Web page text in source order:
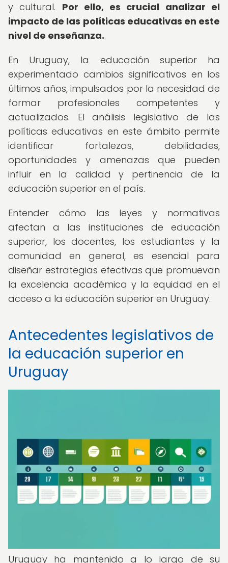
y cultural. Por ello, es crucial analizar el
impacto de las políticas educativas en este
nivel de enseñanza.
En Uruguay, la educación superior ha
experimentado cambios significativos en los
últimos años, impulsados por la necesidad de
formar profesionales competentes y
actualizados. El análisis legislativo de las
políticas educativas en este ámbito permite
identificar fortalezas, debilidades,
oportunidades y amenazas que pueden
influir en la calidad y pertinencia de la
educación superior en el país.
Entender cómo las leyes y normativas
afectan a las instituciones de educación
superior, los docentes, los estudiantes y la
comunidad en general, es esencial para
diseñar estrategias efectivas que promuevan
la excelencia académica y la equidad en el
acceso a la educación superior en Uruguay.
Antecedentes legislativos de
la educación superior en
Uruguay
Uruguay ha mantenido a lo largo de su